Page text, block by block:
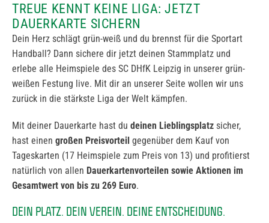
TREUE KENNT KEINE LIGA: JETZT
DAUERKARTE SICHERN
Dein Herz schlägt grün-weiß und du brennst für die Sportart
Handball? Dann sichere dir jetzt deinen Stammplatz und
erlebe alle Heimspiele des SC DHfK Leipzig in unserer grün-
weißen Festung live. Mit dir an unserer Seite wollen wir uns
zurück in die stärkste Liga der Welt kämpfen.
Mit deiner Dauerkarte hast du deinen Lieblingsplatz sicher,
hast einen großen Preisvorteil gegenüber dem Kauf von
Tageskarten (17 Heimspiele zum Preis von 13) und profitierst
natürlich von allen Dauerkartenvorteilen sowie Aktionen im
Gesamtwert von bis zu 269 Euro.
DEIN PLATZ. DEIN VEREIN. DEINE ENTSCHEIDUNG.